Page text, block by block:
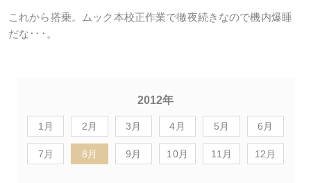
これから搭乗。ムック本校正作業で徹夜続きなので機内爆睡
だな･･･。
2012年
1月 2月 3月 4月 5月 6月
7月 8月 9月 10月 11月 12月